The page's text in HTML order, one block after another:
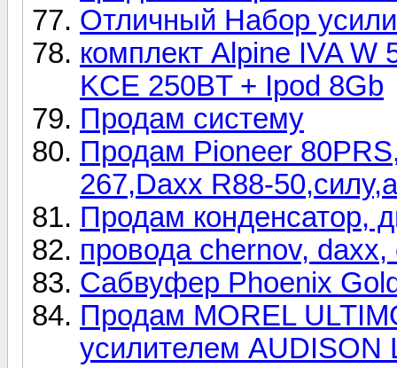
Отличный Набор
комплект Alpine IVA W
KCE 250BT + Ipod 8Gb
Продам систему
Продам Pioneer
267,Daxx R88-
Продам конденсатор,
провода chernov, daxx,
Сабвуфер Phoenix
Продам MOREL
усилителем AUDISON